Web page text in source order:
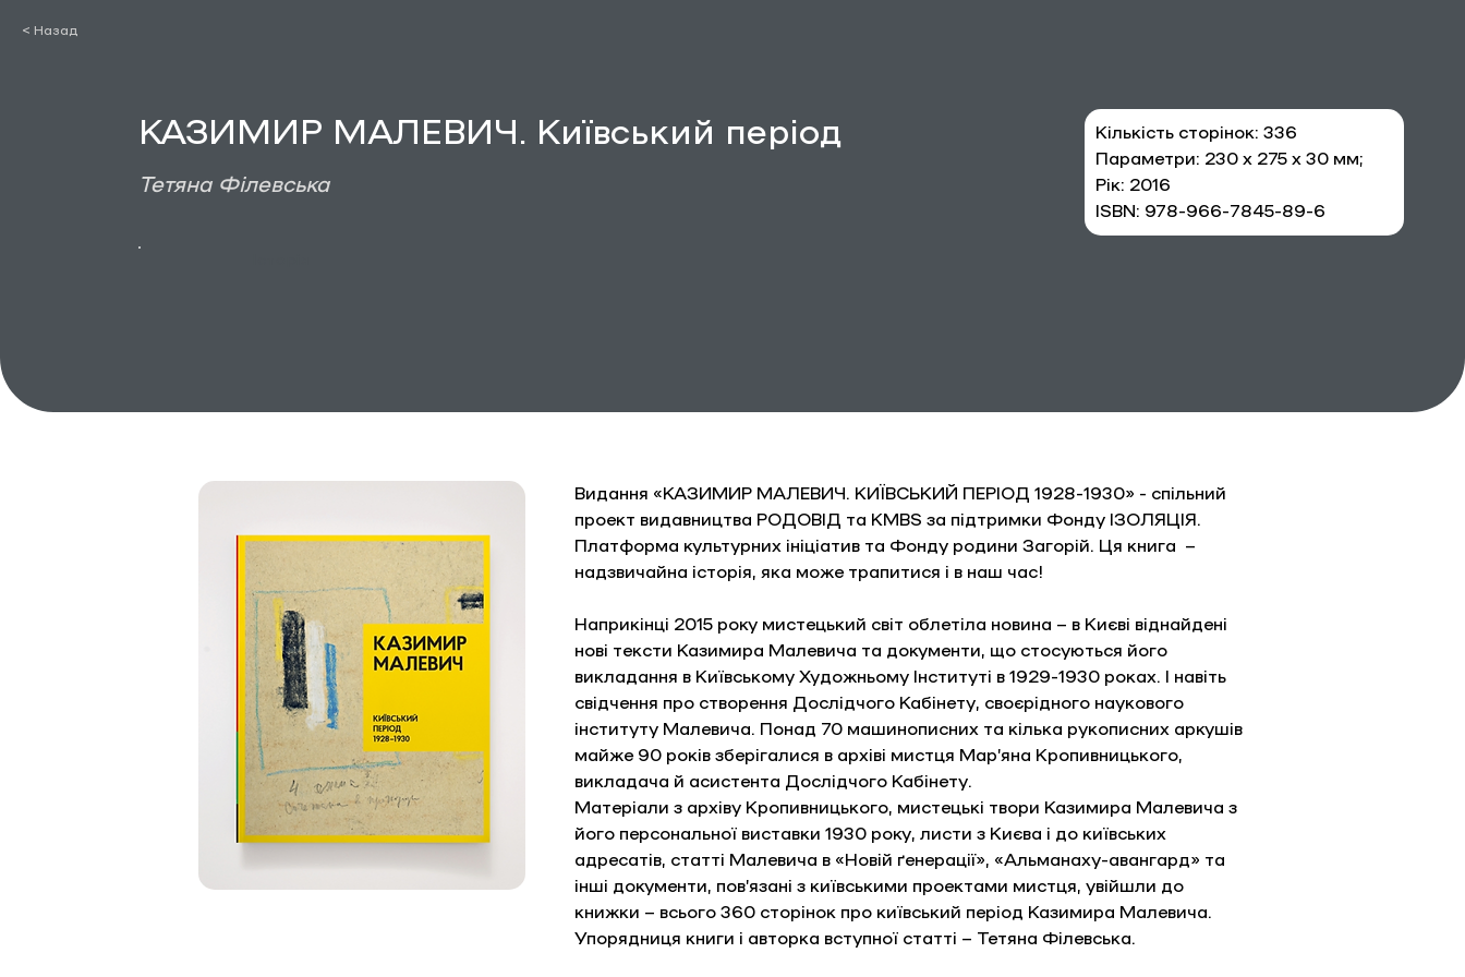
< Назад
КАЗИМИР МАЛЕВИЧ. Київський період
Тетяна Філевська
Кількість сторінок: 336
Параметри: 230 х 275 х 30 мм;
Рік: 2016
ISBN: 978-966-7845-89-6
Видання «КАЗИМИР МАЛЕВИЧ. КИЇВСЬКИЙ ПЕРІОД 1928-1930» - спільний
проект видавництва РОДОВІД та KMBS за підтримки Фонду ІЗОЛЯЦІЯ.
Платформа культурних ініціатив та Фонду родини Загорій. Ця книга  –
надзвичайна історія, яка може трапитися і в наш час!
Наприкінці 2015 року мистецький світ облетіла новина – в Києві віднайдені
нові тексти Казимира Малевича та документи, що стосуються його
викладання в Київському Художньому Інституті в 1929-1930 роках. І навіть
свідчення про створення Дослідчого Кабінету, своєрідного наукового
інституту Малевича. Понад 70 машинописних та кілька рукописних аркушів
майже 90 років зберігалися в архіві мистця Мар’яна Кропивницького,
викладача й асистента Дослідчого Кабінету.
Матеріали з архіву Кропивницького, мистецькі твори Казимира Малевича з
його персональної виставки 1930 року, листи з Києва і до київських
адресатів, статті Малевича в «Новій ґенерації», «Альманаху-авангард» та
інші документи, пов’язані з київськими проектами мистця, увійшли до
книжки – всього 360 сторінок про київський період Казимира Малевича.
Упорядниця книги і авторка вступної статті – Тетяна Філевська.